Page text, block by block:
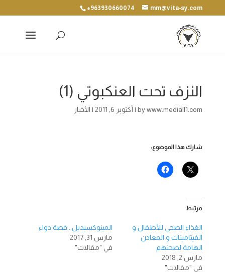
+963930660074 mm@vita-sy.com
النزف تحت العنكبوتي (1)
bywww.mediall1.com
| أكتوبر 6, 2011 | الأخبار
شارك هذا الموضوع:
مرتبط
الغذاء الصحي للأطفال و
الفيتامينات و المعادن
الهامة لصحتهم
مارس 2, 2018
في "مقالات"
المينوكسيديل.. قصة دواء
مارس 31, 2017
في "مقالات"